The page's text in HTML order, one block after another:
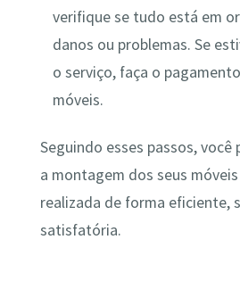
verifique se tudo está em
danos ou problemas. Se
o serviço, faça o
móveis.
Seguindo esses passos,
a montagem dos seus
realizada de forma eficiente,
satisfatória.